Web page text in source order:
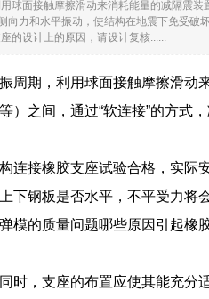
球面接触摩擦滑动来消耗能量的减隔震
力和水平振动，使结构在地震下免受
的设计上的原因，请设计复核......
周期，利用球面接触摩擦滑动
之间，通过“软连接”的方式
连接橡胶支座试验合格，实际
下钢板是否水平，不平受力将
模的质量问题哪些原因引起橡
时，支座的布置应使其能充分